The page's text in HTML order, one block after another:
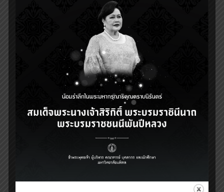
21 ธันวาคม 2022
รายวิชา MAP-C หลักสูตรปริญญาโท ปี 2566